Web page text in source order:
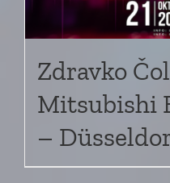
Zdravko
Mitsubishi
–